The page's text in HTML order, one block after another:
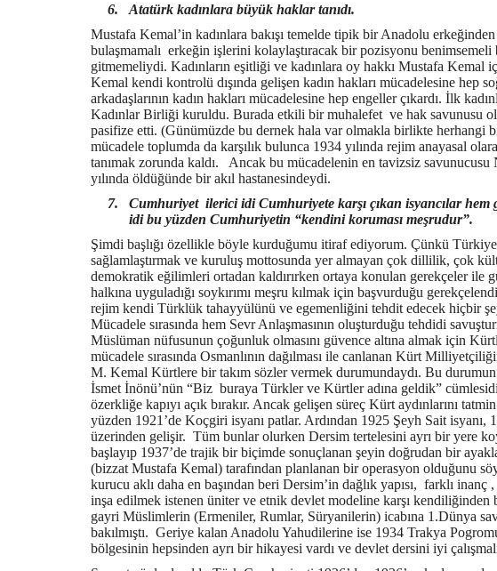
6.
Atatürk kadınlara büyük haklar tanıdı.
Mustafa Kemal’in kadınlara bakışı temelde tipik bir Anadolu
bulaşmamalı erkeğin işlerini kolaylaştıracak bir pozisyonu benimsemeli
gitmemeliydi. Kadınların eşitliği ve kadınlara oy hakkı Mustafa
Kemal kendi kontrolü dışında gelişen kadın hakları mücadelesine hep
arkadaşlarının kadın hakları mücadelesine hep engeller çıkardı. İlk
Kadınlar Birliği kuruldu. Burada etkili bir muhalefet ve hak savunusu
pasifize etti. (Günümüzde bu dernek hala var olmakla birlikte herhangi
mücadele toplumda da karşılık bulunca 1934 yılında rejim anayasal
tanımak zorunda kaldı. Ancak bu mücadelenin en tavizsiz
yılında öldüğünde bir akıl hastanesindeydi.
7.
Cumhuriyet ilerici idi Cumhuriyete karşı çıkan isyancılar hem
idi bu yüzden Cumhuriyetin “kendini koruması meşrudur”.
Şimdi başlığı özellikle böyle kurduğumu itiraf ediyorum. Çünkü
sağlamlaştırmak ve kuruluş mottosunda yer almayan çok dillilik, çok
demokratik eğilimleri ortadan kaldırırken ortaya konulan gerekçeler ile
halkına uyguladığı soykırımı meşru kılmak için başvurduğu
rejim kendi Türklük tahayyülünü ve egemenliğini tehdit edecek hiçbir
Mücadele sırasında hem Sevr Anlaşmasının oluşturduğu tehdidi
Müslüman nüfusunun çoğunluk olmasını güvence altına almak için
mücadele sırasında Osmanlının dağılması ile canlanan Kürt
M. Kemal Kürtlere bir takım sözler vermek durumundaydı. Bu
İsmet İnönü’nün “Biz buraya Türkler ve Kürtler adına geldik”
özerkliğe kapıyı açık bırakır. Ancak gelişen süreç Kürt aydınlarını
yüzden 1921’de Koçgiri isyanı patlar. Ardından 1925 Şeyh Sait isyanı,
üzerinden gelişir. Tüm bunlar olurken Dersim tertelesini ayrı bir yere
başlayıp 1937’de trajik bir biçimde sonuçlanan şeyin doğrudan bir
(bizzat Mustafa Kemal) tarafından planlanan bir operasyon olduğunu
kurucu aklı daha en başından beri Dersim’in dağlık yapısı, farklı
inşa edilmek istenen üniter ve etnik devlet modeline karşı
gayri Müslimlerin (Ermeniler, Rumlar, Süryanilerin) icabına 1.Dünya
bakılmıştı. Geriye kalan Anadolu Yahudilerine ise 1934 Trakya
bölgesinin hepsinden ayrı bir hikayesi vardı ve devlet dersini iyi